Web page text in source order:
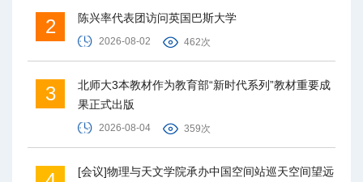
2 陈兴率代表团访问英国巴斯大学
2026-08-02 462次
3
北师大3本教材作为教育部“新时代系列”教材重要成
果正式出版
2026-08-04 359次
[会议]物理与天文学院承办中国空间站巡天空间望远